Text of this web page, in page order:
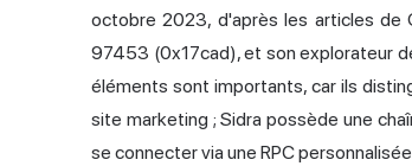
octobre 2023, d'après les articles de
97453 (0x17cad), et son explorateur
éléments sont importants, car ils
site marketing ; Sidra possède une
se connecter via une RPC